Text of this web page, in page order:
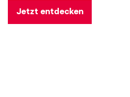
Jetzt entdecken